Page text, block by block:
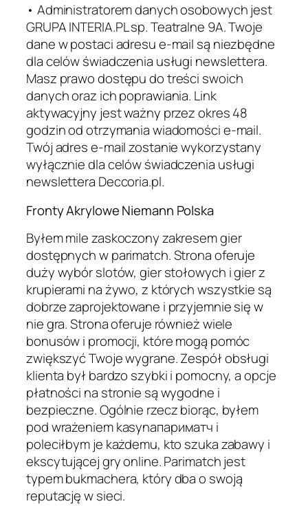
• Administratorem danych osobowych jest
GRUPA INTERIA.PL sp. Teatralne 9A. Twoje
dane w postaci adresu e-mail są niezbędne
dla celów świadczenia usługi newslettera.
Masz prawo dostępu do treści swoich
danych oraz ich poprawiania. Link
aktywacyjny jest ważny przez okres 48
godzin od otrzymania wiadomości e-mail.
Twój adres e-mail zostanie wykorzystany
wyłącznie dla celów świadczenia usługi
newslettera Deccoria.pl.
Fronty Akrylowe Niemann Polska
Byłem mile zaskoczony zakresem gier
dostępnych w parimatch. Strona oferuje
duży wybór slotów, gier stołowych i gier z
krupierami na żywo, z których wszystkie są
dobrze zaprojektowane i przyjemnie się w
nie gra. Strona oferuje również wiele
bonusów i promocji, które mogą pomóc
zwiększyć Twoje wygrane. Zespół obsługi
klienta był bardzo szybki i pomocny, a opcje
płatności na stronie są wygodne i
bezpieczne. Ogólnie rzecz biorąc, byłem
pod wrażeniem kasynaпариматч i
poleciłbym je każdemu, kto szuka zabawy i
ekscytującej gry online. Parimatch jest
typem bukmachera, który dba o swoją
reputację w sieci.